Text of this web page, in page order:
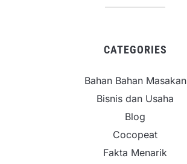
CATEGORIES
Bahan Bahan Masakan
Bisnis dan Usaha
Blog
Cocopeat
Fakta Menarik